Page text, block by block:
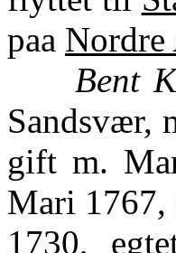
paa Nordre
Bent
Sandsvær,
gift m.
Mari 1767,
1730,